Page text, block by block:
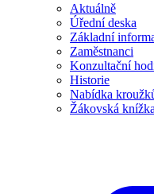
Aktuálně
Úřední deska
Základní
Zaměstnanci
Konzultační
Historie
Nabídka
Žákovská knížka